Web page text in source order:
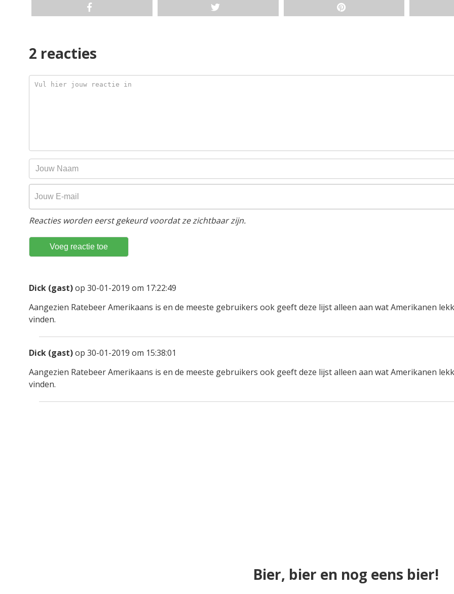
2 reacties
Reacties worden eerst gekeurd voordat ze zichtbaar zijn.
Dick (gast)op 30-01-2019 om 17:22:49
Aangezien Ratebeer Amerikaans is en de meeste gebruikers ook geeft deze lijst alleen aan wat Amerikanen
vinden.
Dick (gast)op 30-01-2019 om 15:38:01
Aangezien Ratebeer Amerikaans is en de meeste gebruikers ook geeft deze lijst alleen aan wat Amerikanen
vinden.
Bier, bier en nog eens bier!